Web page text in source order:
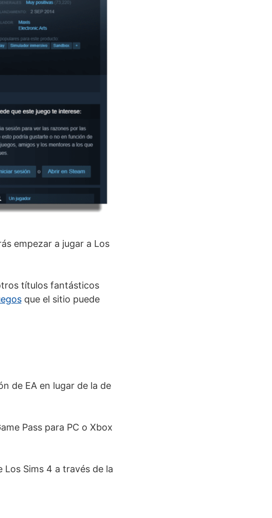
empezar a jugar a Los
títulos fantásticos
que el sitio puede
de EA en lugar de la de
Pass para PC o Xbox
Sims 4 a través de la